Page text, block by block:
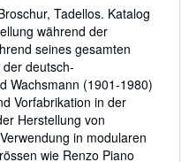
Tadellos. Katalog
während der
seines gesamten
deutsch-
Wachsmann (1901-1980)
Vorfabrikation in der
Herstellung von
in modularen
wie Renzo Piano